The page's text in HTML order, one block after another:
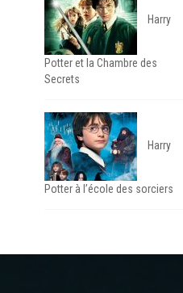
Harry
Potter et la Chambre des
Secrets
Harry
Potter à l’école des sorciers